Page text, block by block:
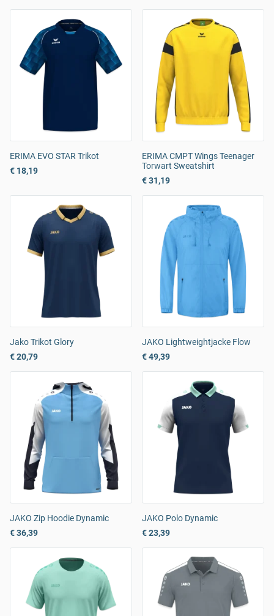
ERIMA EVO STAR Trikot
€ 18,19
ERIMA CMPT Wings Teenager
Torwart Sweatshirt
€ 31,19
Jako Trikot Glory
€ 20,79
JAKO Lightweightjacke Flow
€ 49,39
JAKO Zip Hoodie Dynamic
€ 36,39
JAKO Polo Dynamic
€ 23,39